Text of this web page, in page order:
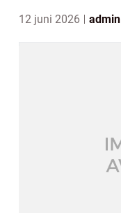
12 juni 2026 admin